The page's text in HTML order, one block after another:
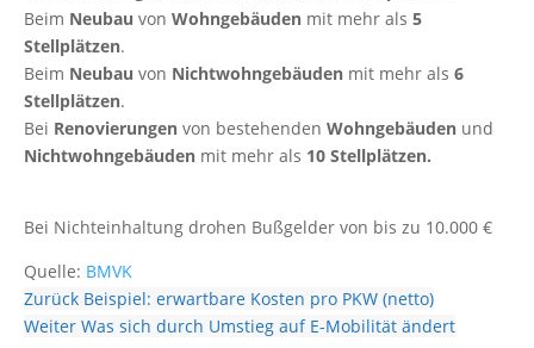
Beim Neubau von Wohngebäuden mit mehr als 5
Stellplätzen.
Beim Neubau von Nichtwohngebäuden mit mehr als 6
Stellplätzen.
Bei Renovierungen von bestehenden Wohngebäuden und
Nichtwohngebäuden mit mehr als 10 Stellplätzen.
Bei Nichteinhaltung drohen Bußgelder von bis zu 10.000 €
Quelle: BMVK
Zurück Beispiel: erwartbare Kosten pro PKW (netto)
Weiter Was sich durch Umstieg auf E-Mobilität ändert